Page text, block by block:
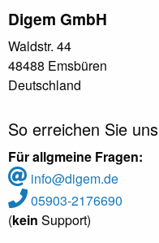
Digem GmbH
Waldstr. 44
48488 Emsbüren
Deutschland
So erreichen Sie uns
Für allgmeine Fragen:
info@digem.de
05903-2176690
(kein Support)